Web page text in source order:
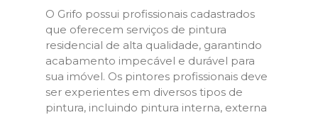
O Grifo possui profissionais cadastrados
que oferecem serviços de pintura
residencial de alta qualidade, garantindo
acabamento impecável e durável para
sua imóvel. Os pintores profissionais deve
ser experientes em diversos tipos de
pintura, incluindo pintura interna, externa